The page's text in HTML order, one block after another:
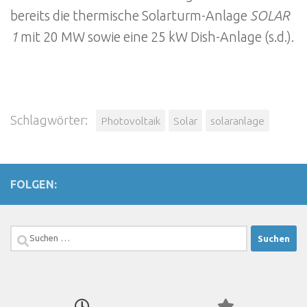
bereits die thermische Solarturm-Anlage SOLAR
1 mit 20 MW sowie eine 25 kW Dish-Anlage (s.d.).
Schlagwörter: Photovoltaik Solar solaranlage
FOLGEN:
Suchen